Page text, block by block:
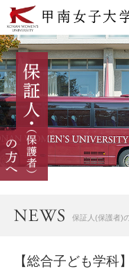
本
文
へ
の
リ
ン
ク
ナ
ビ
ゲ
ー
シ
ョ
保証人(保護者)
【総合子ども学科